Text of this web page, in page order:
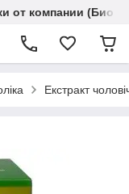
от компании
Екстракт